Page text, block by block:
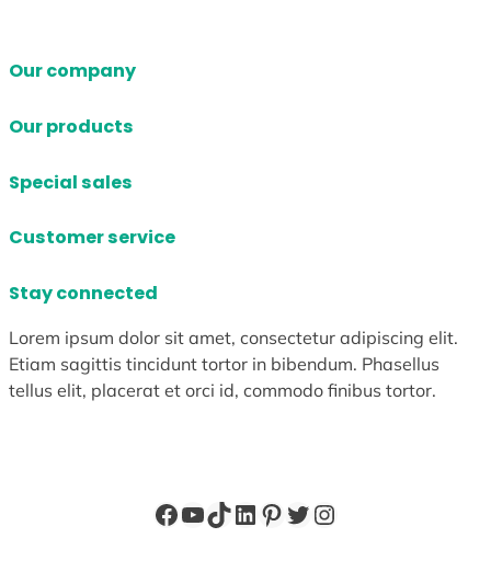
Our company
Our products
Special sales
Customer service
Stay connected
Lorem ipsum dolor sit amet, consectetur adipiscing elit.
Etiam sagittis tincidunt tortor in bibendum. Phasellus
tellus elit, placerat et orci id, commodo finibus tortor.
Facebook
YouTube
TikTok
LinkedIn
Pinterest
X Instagram